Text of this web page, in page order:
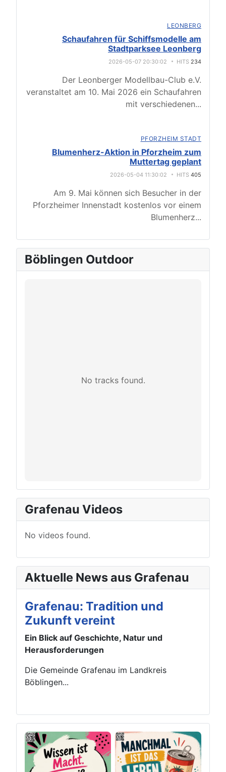
LEONBERG
Schaufahren für Schiffsmodelle am
Stadtparksee Leonberg
2026-05-07 20:30:02 HITS 234
Der Leonberger Modellbau-Club e.V.
veranstaltet am 10. Mai 2026 ein Schaufahren
mit verschiedenen...
PFORZHEIM STADT
Blumenherz-Aktion in Pforzheim zum
Muttertag geplant
2026-05-04 11:30:02 HITS 405
Am 9. Mai können sich Besucher in der
Pforzheimer Innenstadt kostenlos vor einem
Blumenherz...
Böblingen Outdoor
No tracks found.
Grafenau Videos
No videos found.
Aktuelle News aus Grafenau
Grafenau: Tradition und
Zukunft vereint
Ein Blick auf Geschichte, Natur und
Herausforderungen
Die Gemeinde Grafenau im Landkreis
Böblingen...